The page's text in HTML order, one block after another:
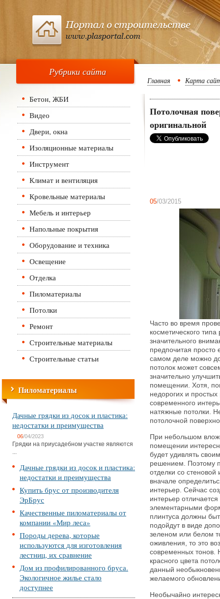
Рубрики сайта
Бетон, ЖБИ
Видео
Двери, окна
Изоляционные материалы
Инструмент
Климат и вентиляция
Кровельные материалы
Мебель и интерьер
Напольные покрытия
Оборудование и техника
Освещение
Отделка
Пиломатериалы
Потолки
Ремонт
Строительные материалы
Строительные статьи
Пиломатериалы
Дачные грядки из досок и пластика:
недостатки и преимущества
06/04/2023
Грядки на приусадебном участке являются
...
Дачные грядки из досок и пластика:
недостатки и преимущества
Купить брус от производителя
ЭрБрус
Качественные пиломатериалы от
компании «Мир леса»
Породы дерева, которые
используются для изготовления
лестниц, их сравнение
Дом из профилированного бруса.
Экологичное жилье стало
доступнее
Главная Карта
Потолочная
оригинальной
05/03/2015
Часто во время
косметического
значительного
предпочитая просто
самом деле можно
потолок может
значительно
помещении. Хотя,
недорогих и
современного
натяжные потолки.
потолочной
При небольшом
помещении
будет удивлять
решением. Поэтому
отделки со стеновой
вначале
интерьер. Сейчас
интерьер
элементарными
плинтуса должны
подойдут в виде
зеленом или белом
оживления, то это
современных тонов.
красного цвета
данный
желаемого
Необычайно